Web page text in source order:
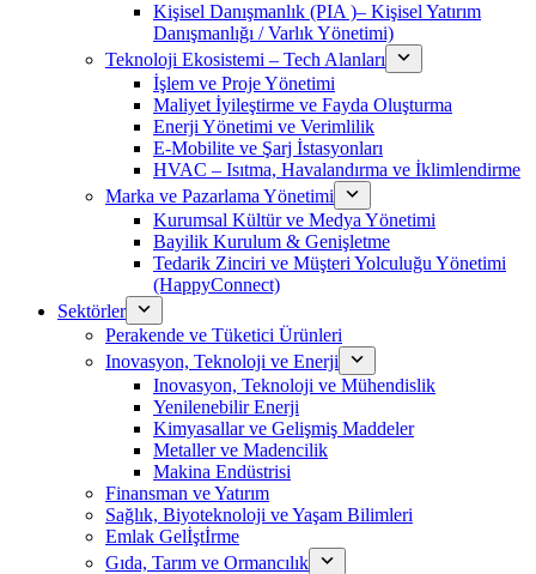
Kişisel Danışmanlık (PIA )– Kişisel Yatırım
Danışmanlığı / Varlık Yönetimi)
Teknoloji Ekosistemi – Tech Alanları
İşlem ve Proje Yönetimi
Maliyet İyileştirme ve Fayda Oluşturma
Enerji Yönetimi ve Verimlilik
E-Mobilite ve Şarj İstasyonları
HVAC – Isıtma, Havalandırma ve İklimlendirme
Marka ve Pazarlama Yönetimi
Kurumsal Kültür ve Medya Yönetimi
Bayilik Kurulum & Genişletme
Tedarik Zinciri ve Müşteri Yolculuğu Yönetimi
(HappyConnect)
Sektörler
Perakende ve Tüketici Ürünleri
Inovasyon, Teknoloji ve Enerji
Inovasyon, Teknoloji ve Mühendislik
Yenilenebilir Enerji
Kimyasallar ve Gelişmiş Maddeler
Metaller ve Madencilik
Makina Endüstrisi
Finansman ve Yatırım
Sağlık, Biyoteknoloji ve Yaşam Bilimleri
Emlak Gelİştİrme
Gıda, Tarım ve Ormancılık